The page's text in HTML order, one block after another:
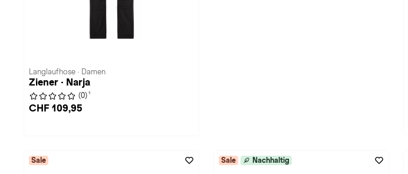
Langlaufhose · Damen
Ziener · Narja
(0) 1
CHF 109,95
Sale Sale Nachhaltig